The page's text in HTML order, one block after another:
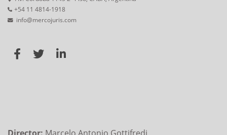
+54 11 4814-1918
info@mercojuris.com